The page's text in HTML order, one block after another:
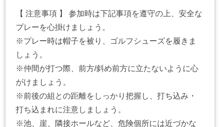
【 注意事項 】 参加時は下記事項を遵守の上、安全な
プレーを心掛けましょう。
※プレー時は帽子を被り、ゴルフシューズを履きま
しょう。
※仲間が打つ際、前方/斜め前方に立たないように心
がけましょう。
※前後の組との距離をしっかり把握し、打ち込み・
打ち込まれに注意しましょう。
※池、崖、隣接ホールなど、危険個所には近づかな